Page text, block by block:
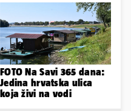
FOTO Na Savi 365 dana:
Jedina hrvatska ulica
koja živi na vodi